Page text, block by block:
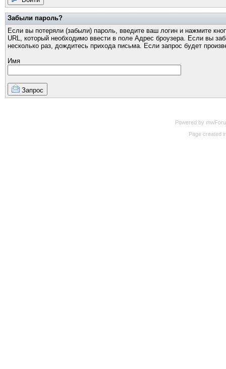
Забыли пароль?
Если вы потеряли (забыли) пароль, введите ваш логин и нажмите
URL, который необходимо ввести в поле Адрес броузера. Если вы
несколько раз, дождитесь прихода письма. Если запрос будет
Имя
Запрос
Powered by
Page created